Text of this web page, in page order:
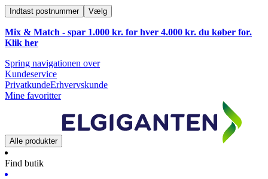
Indtast postnummer Vælg
Mix & Match - spar 1.000 kr. for hver 4.000 kr. du køber for.
Klik her
Spring navigationen over
Kundeservice
PrivatkundeErhvervskunde
Mine favoritter
Alle produkter
Find butik